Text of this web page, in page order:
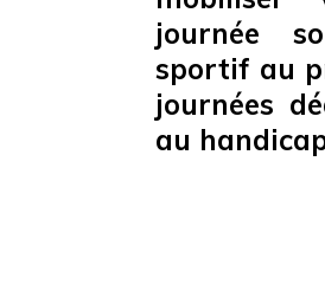
journée
sportif au
journées
au